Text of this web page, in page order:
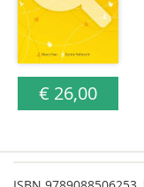
€ 26,00